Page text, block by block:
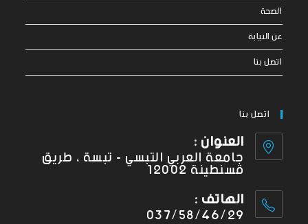
الصحة
عن النيابة
اتصل بنا
اتصل بنا
العنوان :
جامعة العربي التبسي - تبسة ، طريق
قسنطينة 12002
الهاتف :
037/58/46/29